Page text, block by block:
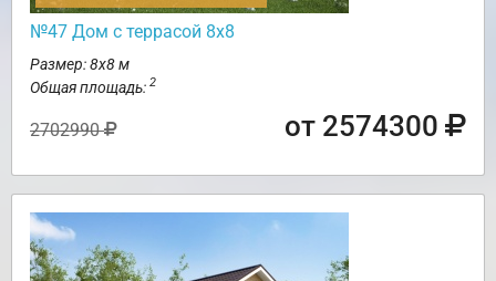
№47 Дом с террасой 8х8
Размер: 8х8 м
Общая площадь: 2
2702990 от 2574300